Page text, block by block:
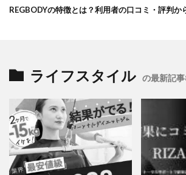
REGBODYの特徴とは？利用者の口コミ・評判か
ライフスタイル の最新記